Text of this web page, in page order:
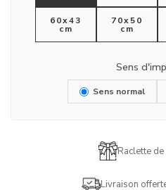
60x43
cm
70x50
cm
Sens
Sens normal
Raclette
Livraison